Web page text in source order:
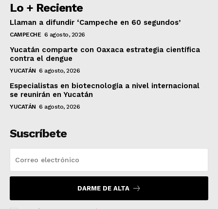
Lo + Reciente
Llaman a difundir ‘Campeche en 60 segundos’
CAMPECHE 6 agosto, 2026
Yucatán comparte con Oaxaca estrategia científica
contra el dengue
YUCATÁN 6 agosto, 2026
Especialistas en biotecnología a nivel internacional
se reunirán en Yucatán
YUCATÁN 6 agosto, 2026
Suscríbete
DARME DE ALTA